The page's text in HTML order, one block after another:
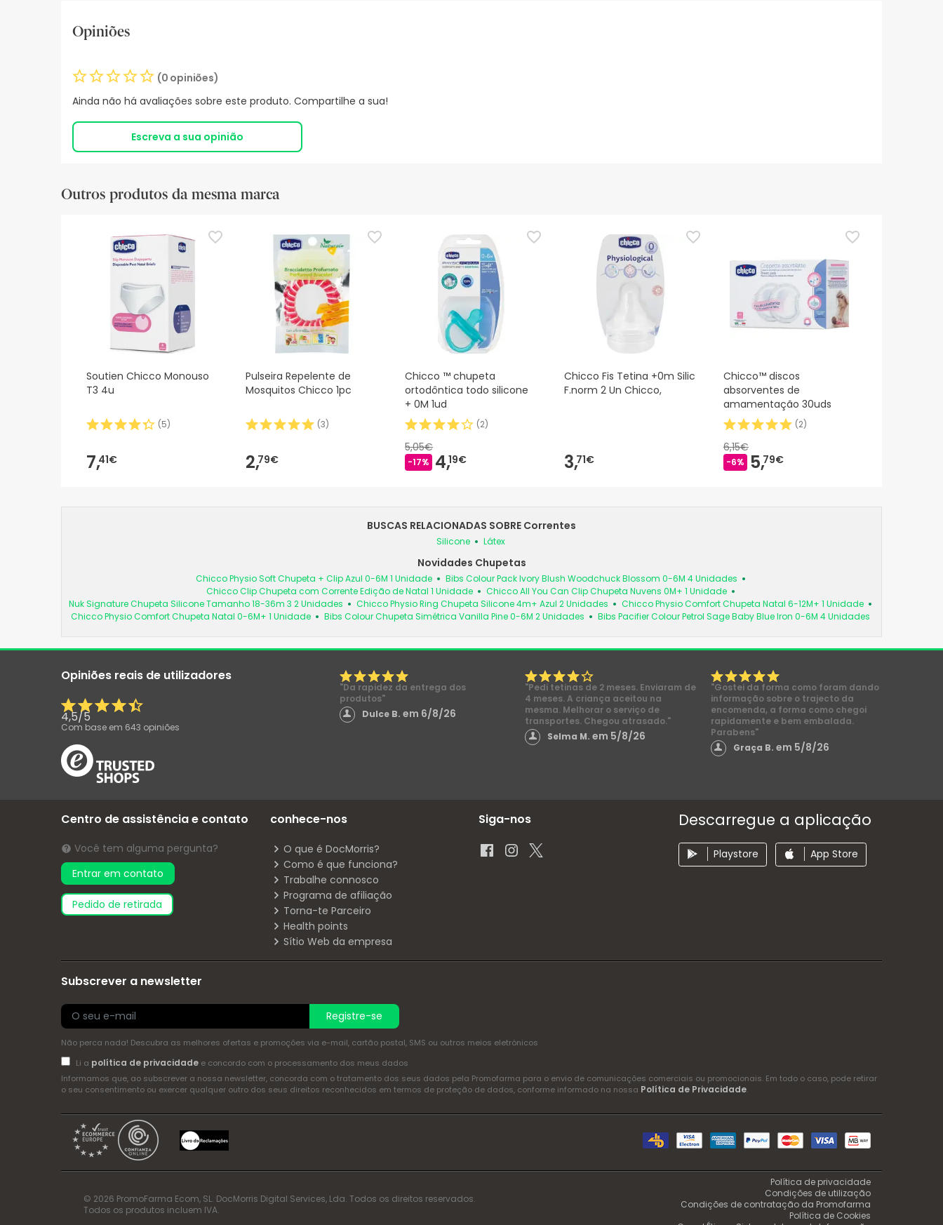
Opiniões
(0 opiniões)
Ainda não há avaliações sobre este produto. Compartilhe a sua!
Escreva a sua opinião
Outros produtos da mesma marca
Soutien Chicco Monouso
T3 4u
(5)
7,41€
Pulseira Repelente de
Mosquitos Chicco 1pc
(3)
2,79€
Chicco ™ chupeta
ortodôntica todo silicone
+ 0M 1ud
(2)
5,05€
-17% 4,19€
Chicco Fis Tetina +0m Silic
F.norm 2 Un Chicco,
3,71€
Chicco™ discos
absorventes de
amamentação 30uds
(2)
6,15€
-6% 5,79€
BUSCAS RELACIONADAS SOBRE Correntes
Silicone Látex
Novidades Chupetas
Chicco Physio Soft Chupeta + Clip Azul 0-6M 1 Unidade
Bibs Colour Pack Ivory Blush Woodchuck Blossom 0-6M 4 Unidades
Chicco Clip Chupeta com Corrente Edição de Natal 1 Unidade
Chicco All You Can Clip Chupeta Nuvens 0M+ 1 Unidade
Nuk Signature Chupeta Silicone Tamanho 18-36m 3 2 Unidades
Chicco Physio Ring Chupeta Silicone 4m+ Azul 2 Unidades
Chicco Physio Comfort Chupeta Natal 6-12M+ 1 Unidade
Chicco Physio Comfort Chupeta Natal 0-6M+ 1 Unidade
Bibs Colour Chupeta Simétrica Vanilla Pine 0-6M 2 Unidades Bibs Pacifier Colour Petrol Sage Baby Blue Iron 0-6M 4 Unidades
Opiniões reais de utilizadores
4,5/5
Com base em 643 opiniões
"Da rapidez da entrega dos
produtos"
Dulce B. em 6/8/26
"Pedi tetinas de 2 meses. Enviaram de
4 meses. A criança aceitou na
mesma. Melhorar o serviço de
transportes. Chegou atrasado."
Selma M.em 5/8/26
"Gostei da forma como foram dando
informação sobre o trajecto da
encomenda, a forma como chegoi
rapidamente e bem embalada.
Parabens"
Graça B. em 5/8/26
Centro de assistência e contato
Você tem alguma pergunta?
Entrar em contato
pedido de retirada
conhece-nos
O que é DocMorris?
Como é que funciona?
Trabalhe connosco
Programa de afiliação
Torna-te Parceiro
Health points
Sítio Web da empresa
Siga-nos Descarregue a aplicação
Playstore App Store
Subscrever a newsletter
Registre-se
Não perca nada! Descubra as melhores ofertas e promoções via e-mail, cartão postal, SMS ou outros meios eletrónicos
Li a política de privacidadee concordo com o processamento dos meus dados
Informamos que, ao subscrever a nossa newsletter, concorda com o tratamento dos seus dados pela Promofarma para o envio de comunicações comerciais ou promocionais. Em todo o caso, pode retirar
o seu consentimento ou exercer qualquer outro dos seus direitos reconhecidos em termos de proteção de dados, conforme informado na nossa Política de Privacidade.
© 2026 PromoFarma Ecom, SL. DocMorris Digital Services, Lda. Todos os direitos reservados.
Todos os produtos incluem IVA.
Política de privacidade
Condições de utilização
Condições de contratação da Promofarma
Política de Cookies